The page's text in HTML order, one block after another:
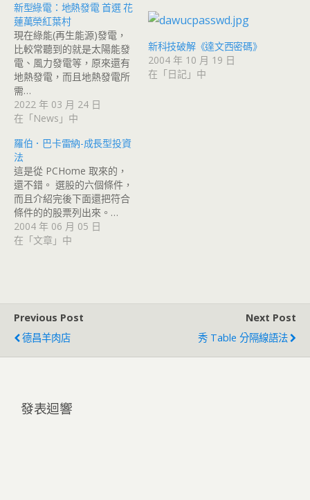
新型綠電：地熱發電 首選 花
蓮萬榮紅葉村
現在綠能(再生能源)發電，
比較常聽到的就是太陽能發
電、風力發電等，原來還有
地熱發電，而且地熱發電所
需…
2022 年 03 月 24 日
在「News」中
新科技破解《達文西密碼》
2004 年 10 月 19 日
在「日記」中
羅伯．巴卡雷納-成長型投資
法
這是從 PCHome 取來的，
還不錯。 選股的六個條件，
而且介紹完後下面還把符合
條件的的股票列出來。…
2004 年 06 月 05 日
在「文章」中
Previous Post
德昌羊肉店
Next Post
秀 Table 分隔線語法
發表迴響